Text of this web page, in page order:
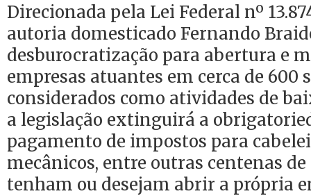
Direcionada pela Lei Federal nº
autoria domesticado Fernando
desburocratização para abertura e
empresas atuantes em cerca de 600
considerados como atividades de
a legislação extinguirá a
pagamento de impostos para
mecânicos, entre outras centenas
tenham ou desejam abrir a própria